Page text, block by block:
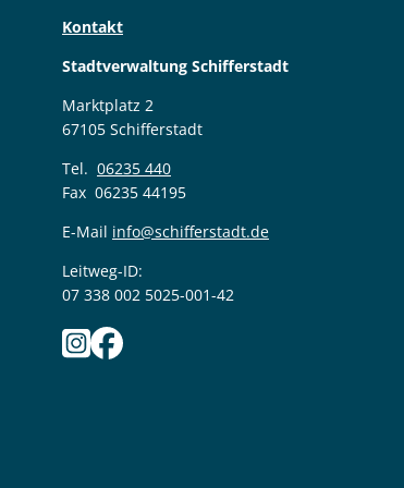
Kontakt
Stadtverwaltung Schifferstadt
Marktplatz 2
67105 Schifferstadt
Tel. 06235 440
Fax 06235 44195
E-Mail info@schifferstadt.de
Leitweg-ID:
07 338 002 5025-001-42